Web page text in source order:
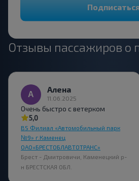
Отзывы пассажиров о
Алена
11.06.2025
Очень быстро с ветерком
5,0
BS Филиал «Автомобильный парк
№9» г.Каменец
ОАО«БРЕСТОБЛАВТОТРАНС»
Брест - Дмитровичи, Каменецкий р-
н БРЕСТСКАЯ ОБЛ.